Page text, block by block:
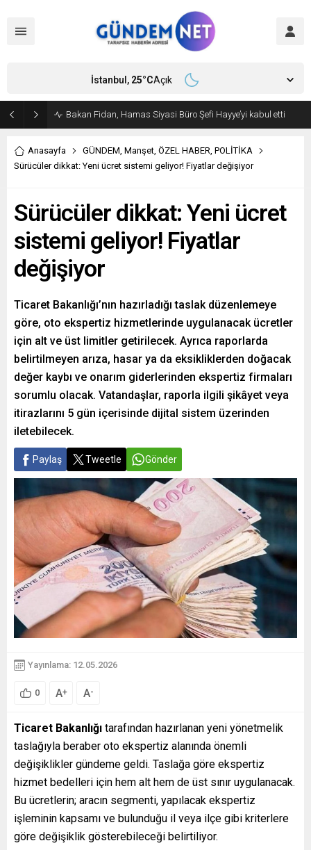
Amasya Belediye Başkanı Sevindi CHP’den istifa etti
İstanbul, 25°CAçık
Anasayfa GÜNDEM, Manşet, ÖZEL HABER, POLİTİKA
Sürücüler dikkat: Yeni ücret sistemi geliyor! Fiyatlar değişiyor
Sürücüler dikkat: Yeni ücret
sistemi geliyor! Fiyatlar
değişiyor
Ticaret Bakanlığı’nın hazırladığı taslak düzenlemeye
göre, oto ekspertiz hizmetlerinde uygulanacak ücretler
için alt ve üst limitler getirilecek. Ayrıca raporlarda
belirtilmeyen arıza, hasar ya da eksikliklerden doğacak
değer kaybı ve onarım giderlerinden ekspertiz firmaları
sorumlu olacak. Vatandaşlar, raporla ilgili şikâyet veya
itirazlarını 5 gün içerisinde dijital sistem üzerinden
iletebilecek.
Paylaş Tweetle Gönder
Yayınlama: 12.05.2026
0 A+ A-
Ticaret Bakanlığı tarafından hazırlanan yeni yönetmelik
taslağıyla beraber oto ekspertiz alanında önemli
değişiklikler gündeme geldi. Taslağa göre ekspertiz
hizmet bedelleri için hem alt hem de üst sınır uygulanacak.
Bu ücretlerin; aracın segmenti, yapılacak ekspertiz
işleminin kapsamı ve bulunduğu il veya ilçe gibi kriterlere
göre değişiklik gösterebileceği belirtiliyor.